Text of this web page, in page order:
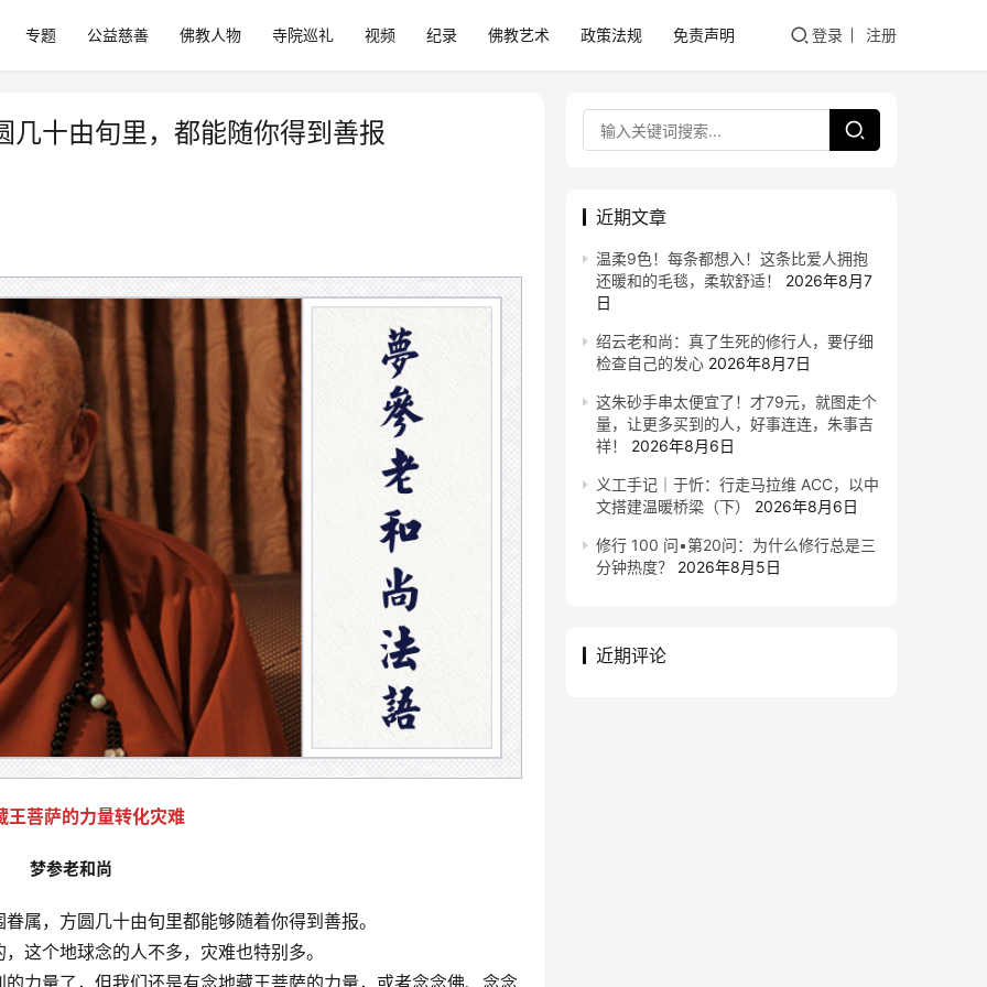
专题 公益慈善 佛教人物 寺院巡礼 视频 纪录 佛教艺术 政策法规 免责声明 登录 注册
几十由旬里，都能随你得到善报
王菩萨的力量转化灾难
梦参老和尚
属，方圆几十由旬里都能够随着你得到善报。
这个地球念的人不多，灾难也特别多。
力量了，但我们还是有念地藏王菩萨的力量，或者念念佛、念念
近期文章
温柔9色！每条都想入！这条比爱人拥抱
还暖和的毛毯，柔软舒适！
2026年8月7
日
绍云老和尚：真了生死的修行人，要仔细
检查自己的发心 2026年8月7日
这朱砂手串太便宜了！才79元，就图走个
量，让更多买到的人，好事连连，朱事吉
祥！
2026年8月6日
义工手记｜于忻：行走马拉维 ACC，以中
文搭建温暖桥梁（下）
2026年8月6日
修行 100 问•第20问：为什么修行总是三
分钟热度？
2026年8月5日
近期评论